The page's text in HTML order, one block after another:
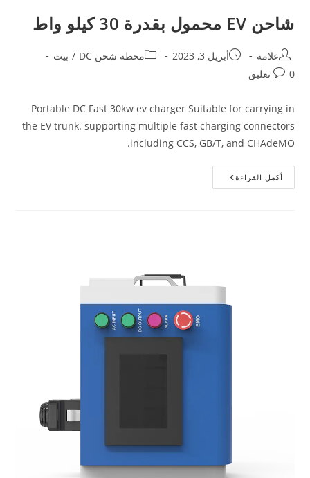
شاحن EV محمول بقدرة 30 كيلو واط
علامة أبريل 3, 2023 محطة شحن DC / بيت
0 تعليق
Portable DC Fast 30kw ev charger Suitable for carrying in
the EV trunk. supporting multiple fast charging connectors
including CCS, GB/T, and CHAdeMO.
أكمل القراءة